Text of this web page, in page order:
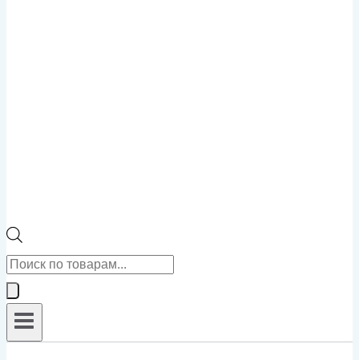
Поиск
товаров